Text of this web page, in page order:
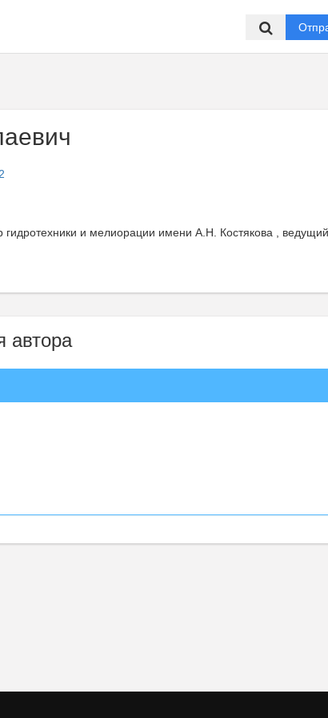
и мелиорации имени А.Н. Костякова ,
автора